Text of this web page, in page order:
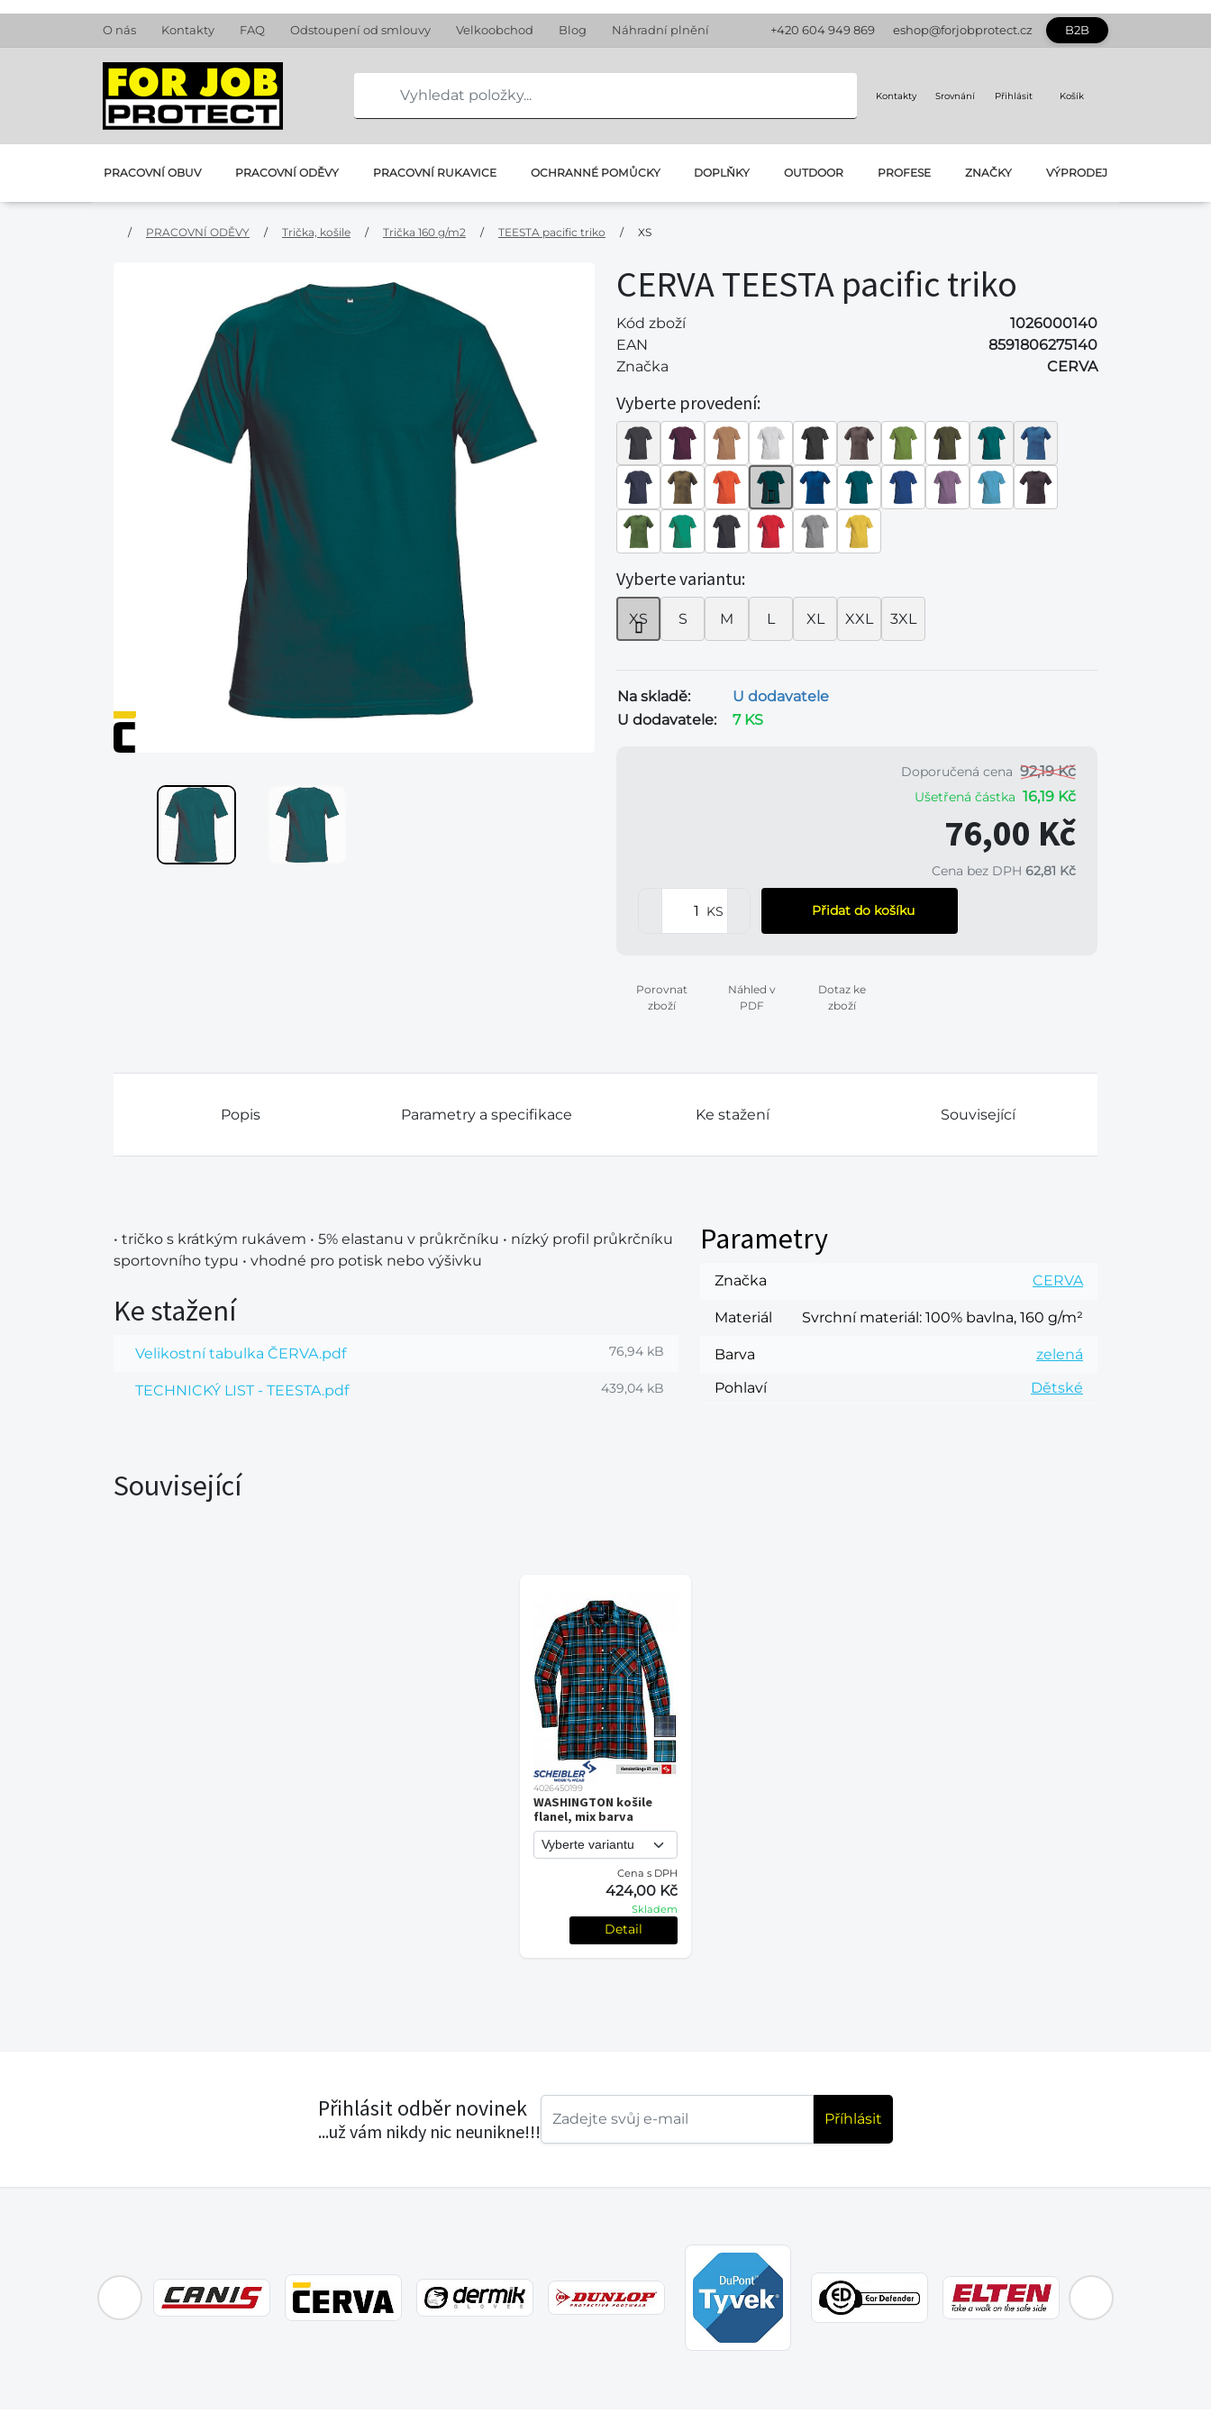
O nás Kontakty FAQ Odstoupení od smlouvy Velkoobchod Blog Náhradní plnění +420 604 949 869 eshop@forjobprotect.cz B2B
Kontakty Srovnání Přihlásit Košík
PRACOVNÍ OBUV PRACOVNÍ ODĚVY PRACOVNÍ RUKAVICE OCHRANNÉ POMŮCKY DOPLŇKY OUTDOOR PROFESE ZNAČKY VÝPRODEJ
/ PRACOVNÍ ODĚVY / Trička, košile / Trička 160 g/m2 / TEESTA pacific triko / XS
CERVA TEESTA pacific triko
Kód zboží
1026000140
EAN
8591806275140
Značka
CERVA
Vyberte provedení:
Vyberte variantu:
XS S M L XL XXL 3XL
Na skladě:
U dodavatele
U dodavatele:
7 KS
Doporučená cena 92,19 Kč
Ušetřená částka 16,19 Kč
76,00 Kč
Cena bez DPH 62,81 Kč
KS Přidat do košíku
Porovnat
zboží
Náhled v
PDF
Dotaz ke
zboží
Popis Parametry a specifikace Ke stažení Související
• tričko s krátkým rukávem • 5% elastanu v průkrčníku • nízký profil průkrčníku
sportovního typu • vhodné pro potisk nebo výšivku
Ke stažení
Velikostní tabulka ČERVA.pdf 76,94 kB
TECHNICKÝ LIST - TEESTA.pdf 439,04 kB
Parametry
Značka CERVA
Materiál Svrchní materiál: 100% bavlna, 160 g/m²
Barva
zelená
Pohlaví
Dětské
Související
4026450199
WASHINGTON košile
flanel, mix barva
Cena s DPH
424,00 Kč
Skladem
Detail
Přihlásit odběr novinek
...už vám nikdy nic neunikne!!!
Příhlásit
EMOS